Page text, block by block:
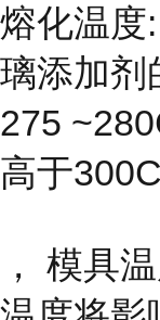
熔化温度
璃添加剂
275
高于300C
， 模具